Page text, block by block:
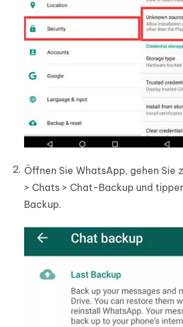
Öffnen Sie WhatsApp, gehen Sie
> Chats > Chat-Backup und
Backup.